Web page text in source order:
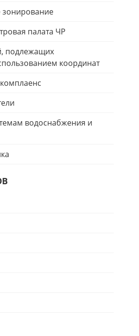
зонирование
палата ЧР
подлежащих
координат
водоснабжения и